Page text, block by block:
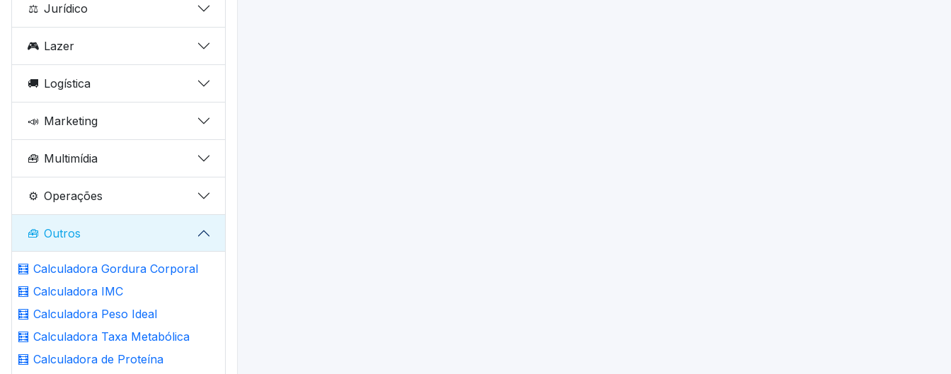
⚖️ Jurídico
🎮 Lazer
🚚 Logística
📣 Marketing
🧰 Multimídia
⚙️ Operações
🧰 Outros
🧮 Calculadora Gordura Corporal
🧮 Calculadora IMC
🧮 Calculadora Peso Ideal
🧮 Calculadora Taxa Metabólica
🧮 Calculadora de Proteína